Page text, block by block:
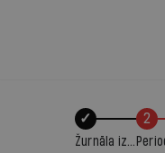
✓
Žurnāla izvēle
2